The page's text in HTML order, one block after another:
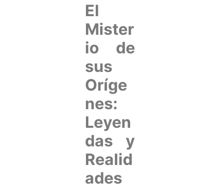
El
Mister
io de
sus
Oríge
nes:
Leyen
das y
Realid
ades